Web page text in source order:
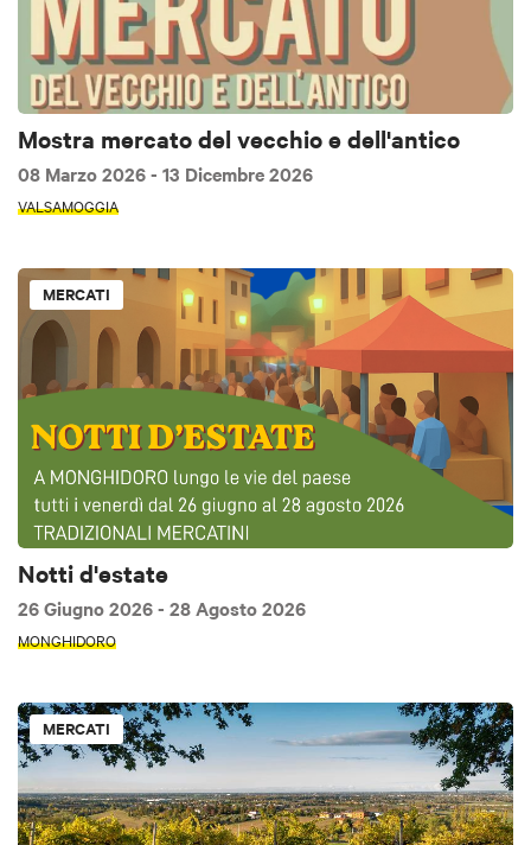
Mostra mercato del vecchio e dell'antico
08 Marzo 2026- 13 Dicembre 2026
VALSAMOGGIA
MERCATI
Notti d'estate
26 Giugno 2026- 28 Agosto 2026
MONGHIDORO
MERCATI